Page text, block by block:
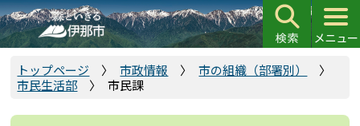
こ
の
ペ
トップページ 市政情報
市の組織（部署別）
市民生活部
市民課